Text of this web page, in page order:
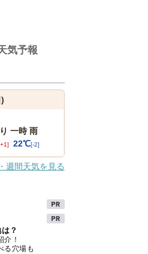
気予報
一時 雨
22℃[-2]
週間天気を見る
？
介！
る穴場も